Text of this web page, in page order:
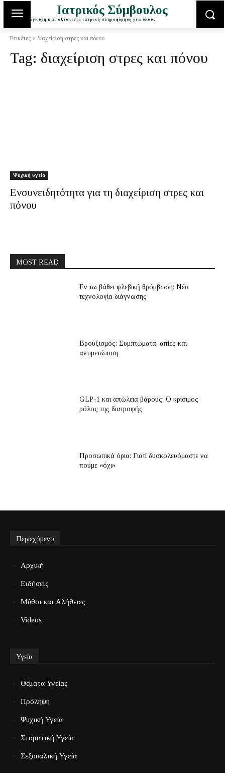
Ιατρικός Σύμβουλος
Έγκυρη και αξιόπιστη ιατρική πληροφόρηση για όλους
Ετικέτες διαχείριση στρες και πόνου
Tag: διαχείριση στρες και πόνου
Ψυχική υγεία
Ενσυνειδητότητα για τη διαχείριση στρες και
πόνου
MOST READ
Εν τω βάθει φλεβική θρόμβωση: Νέα
τεχνολογία διάγνωσης
Βρουξισμός: Συμπτώματα, αιτίες και
αντιμετώπιση
GLP-1 και απώλεια βάρους: Ο κρίσιμος
ρόλος της διατροφής
Προσωπικά όρια: Γιατί δυσκολευόμαστε να
πούμε «όχι»
Περιεχόμενο
Αρχική
Ειδήσεις
Μύθοι και Αλήθειες
Videos
Υγεία
Θέματα Υγείας
Πρόληψη
Ψυχική Υγεία
Στοματική Υγεία
Σεξουαλική Υγεία